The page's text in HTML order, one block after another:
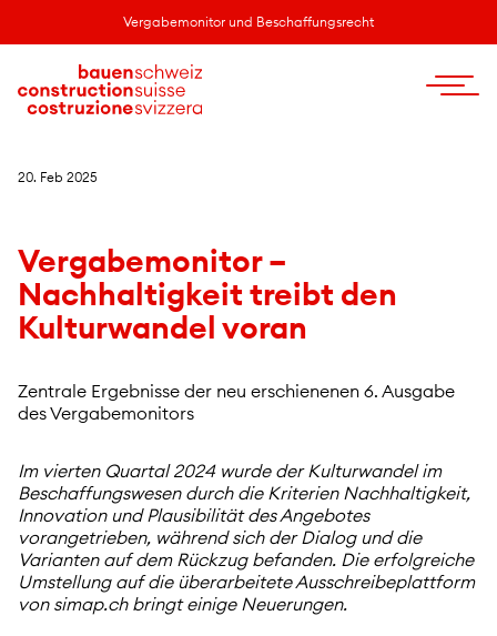
Vergabemonitor und Beschaffungsrecht
20. Feb 2025
Vergabemonitor –
Nachhaltigkeit treibt den
Kulturwandel voran
Zentrale Ergebnisse der neu erschienenen 6. Ausgabe
des Vergabemonitors
Im vierten Quartal 2024 wurde der Kulturwandel im
Beschaffungswesen durch die Kriterien Nachhaltigkeit,
Innovation und Plausibilität des Angebotes
vorangetrieben, während sich der Dialog und die
Varianten auf dem Rückzug befanden. Die erfolgreiche
Umstellung auf die überarbeitete Ausschreibeplattform
von simap.ch bringt einige Neuerungen.